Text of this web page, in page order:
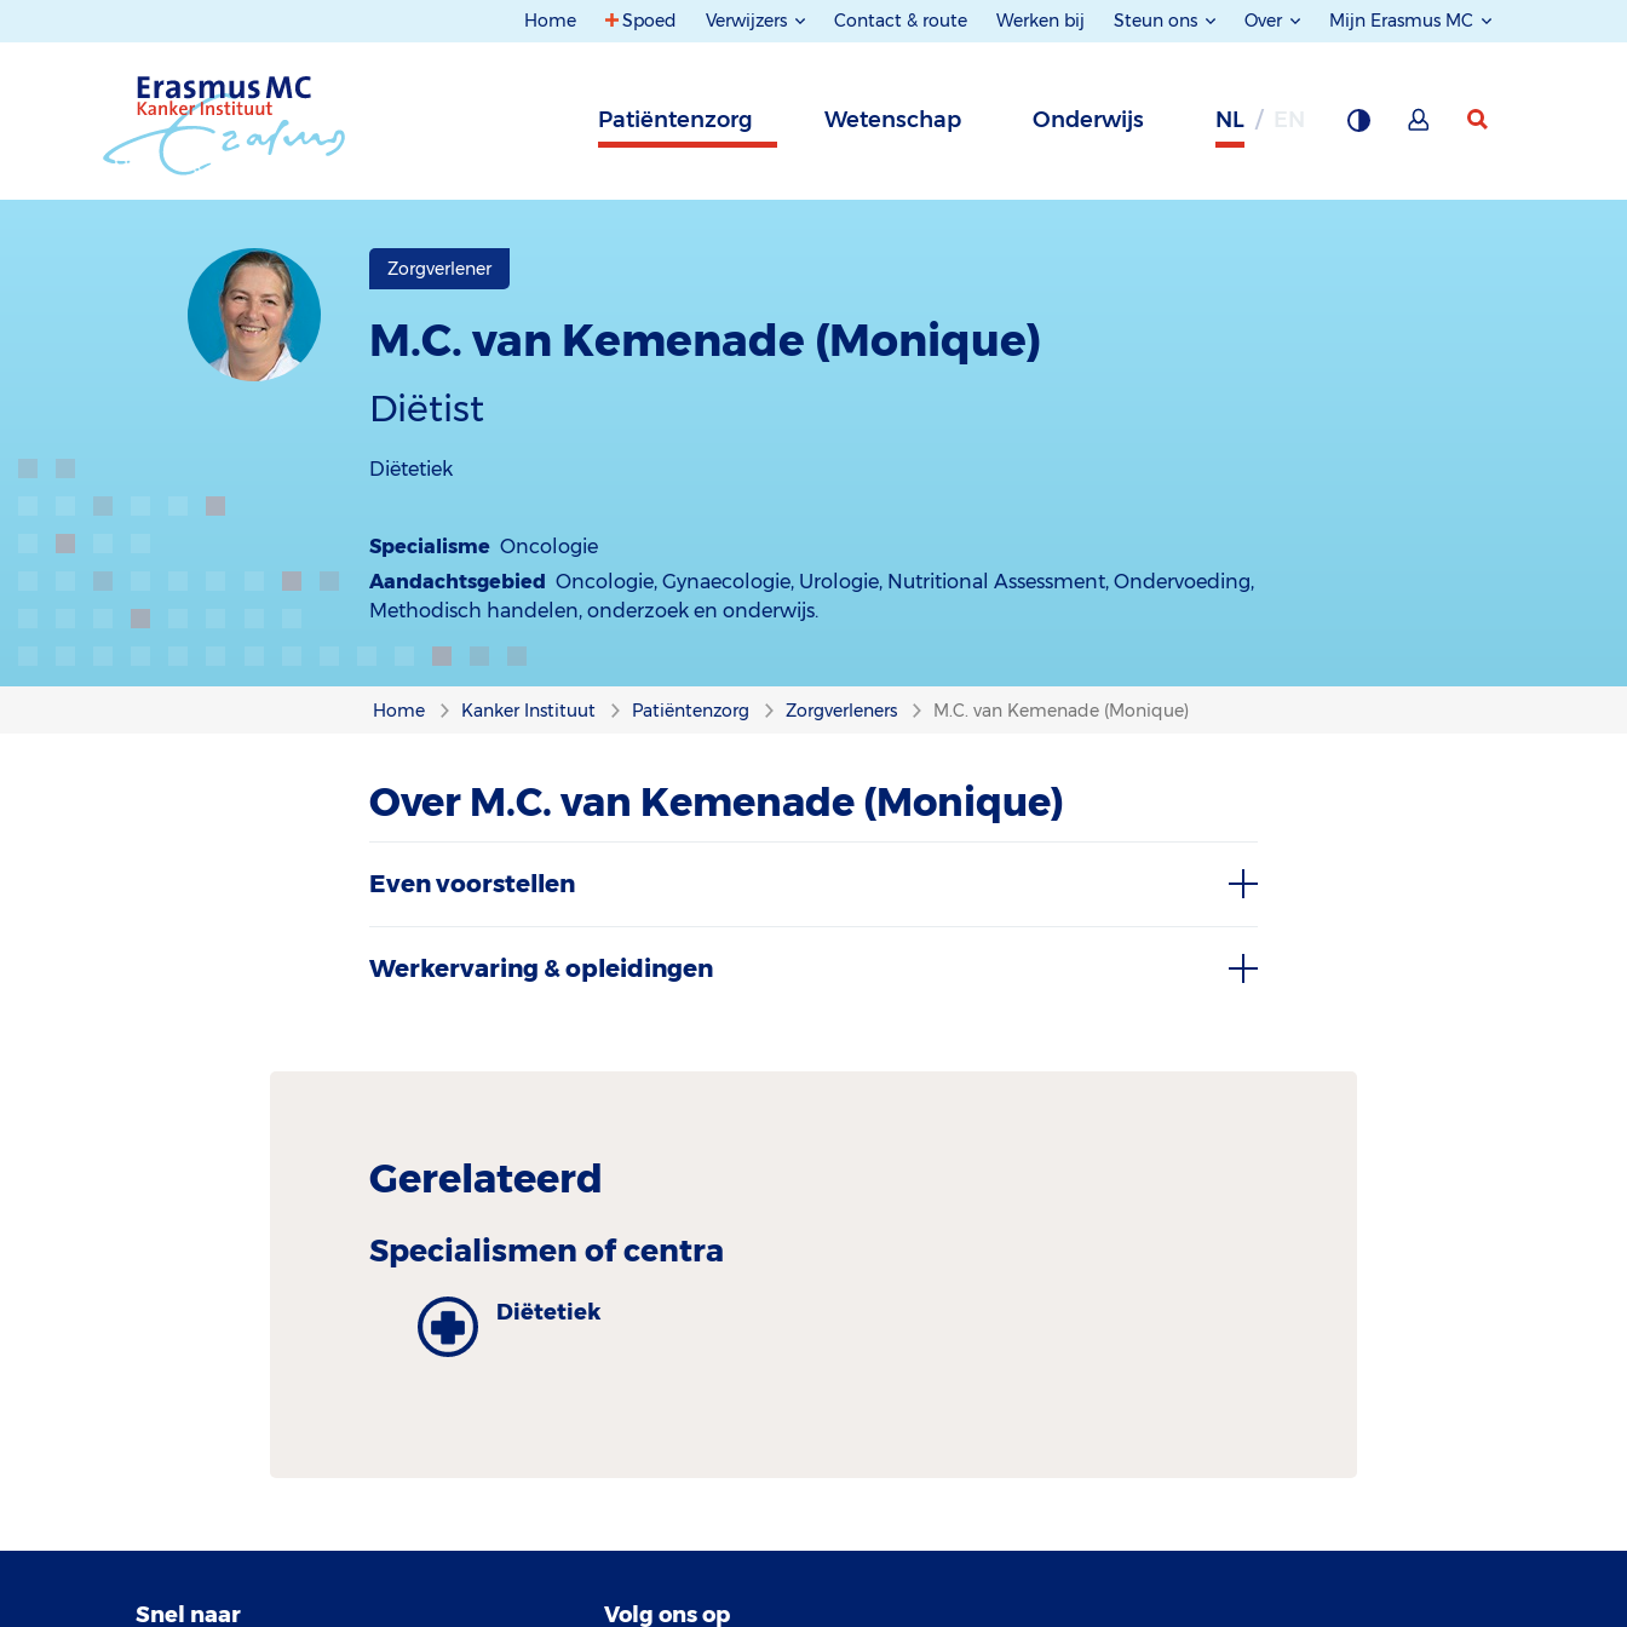
Home Spoed Verwijzers Contact & route Werken bij Steun ons Over Mijn Erasmus MC
Patiëntenzorg Wetenschap Onderwijs NL
Zorgverlener
M.C. van Kemenade (Monique)
Diëtist
Diëtetiek
Specialisme Oncologie
Aandachtsgebied Oncologie, Gynaecologie, Urologie, Nutritional Assessment, Ondervoeding,
Methodisch handelen, onderzoek en onderwijs.
Home Kanker Instituut Patiëntenzorg Zorgverleners M.C. van Kemenade (Monique)
Over M.C. van Kemenade (Monique)
Even voorstellen
Werkervaring & opleidingen
Gerelateerd
Specialismen of centra
Diëtetiek
Snel naar Volg ons op